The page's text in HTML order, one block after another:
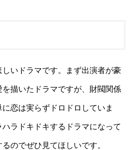
いドラマです。まず出演者が豪
描いたドラマですが、財閥関係
恋は実らずドロドロしていま
ラドキドキするドラマになって
のでぜひ見てほしいです。